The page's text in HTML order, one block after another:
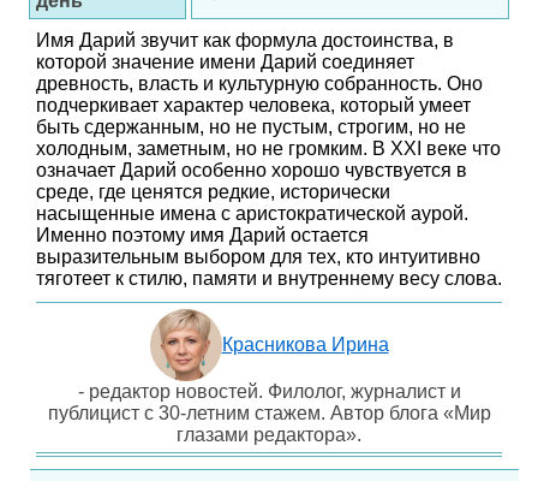
Имя Дарий звучит как формула достоинства, в
которой значение имени Дарий соединяет
древность, власть и культурную собранность. Оно
подчеркивает характер человека, который умеет
быть сдержанным, но не пустым, строгим, но не
холодным, заметным, но не громким. В XXI веке что
означает Дарий особенно хорошо чувствуется в
среде, где ценятся редкие, исторически
насыщенные имена с аристократической аурой.
Именно поэтому имя Дарий остается
выразительным выбором для тех, кто интуитивно
тяготеет к стилю, памяти и внутреннему весу слова.
Красникова Ирина
- редактор новостей. Филолог, журналист и
публицист с 30-летним стажем. Автор блога «Мир
глазами редактора».